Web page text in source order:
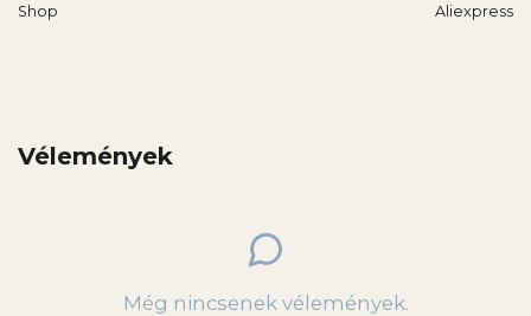
Shop Aliexpress
Vélemények
Még nincsenek vélemények.